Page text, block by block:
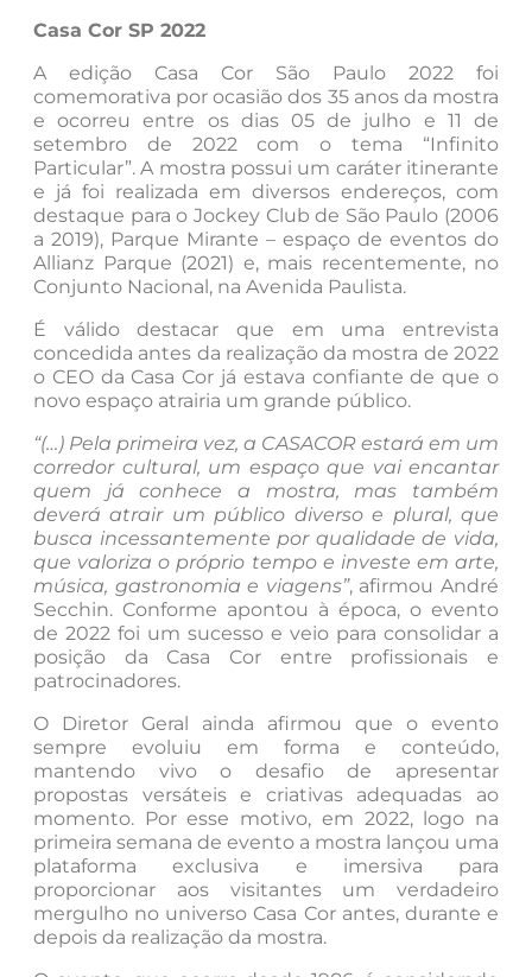
Casa Cor SP 2022
A edição Casa Cor São Paulo 2022 foi
comemorativa por ocasião dos 35 anos da mostra
e ocorreu entre os dias 05 de julho e 11 de
setembro de 2022 com o tema “Infinito
Particular”. A mostra possui um caráter itinerante
e já foi realizada em diversos endereços, com
destaque para o Jockey Club de São Paulo (2006
a 2019), Parque Mirante – espaço de eventos do
Allianz Parque (2021) e, mais recentemente, no
Conjunto Nacional, na Avenida Paulista.
É válido destacar que em uma entrevista
concedida antes da realização da mostra de 2022
o CEO da Casa Cor já estava confiante de que o
novo espaço atrairia um grande público.
“(…) Pela primeira vez, a CASACOR estará em um
corredor cultural, um espaço que vai encantar
quem já conhece a mostra, mas também
deverá atrair um público diverso e plural, que
busca incessantemente por qualidade de vida,
que valoriza o próprio tempo e investe em arte,
música, gastronomia e viagens”, afirmou André
Secchin. Conforme apontou à época, o evento
de 2022 foi um sucesso e veio para consolidar a
posição da Casa Cor entre profissionais e
patrocinadores.
O Diretor Geral ainda afirmou que o evento
sempre evoluiu em forma e conteúdo,
mantendo vivo o desafio de apresentar
propostas versáteis e criativas adequadas ao
momento. Por esse motivo, em 2022, logo na
primeira semana de evento a mostra lançou uma
plataforma exclusiva e imersiva para
proporcionar aos visitantes um verdadeiro
mergulho no universo Casa Cor antes, durante e
depois da realização da mostra.